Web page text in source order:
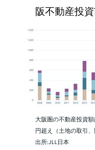
阪不動産投
大阪圏の不動産投資
円超え（土地の取引
出所:JLL日本